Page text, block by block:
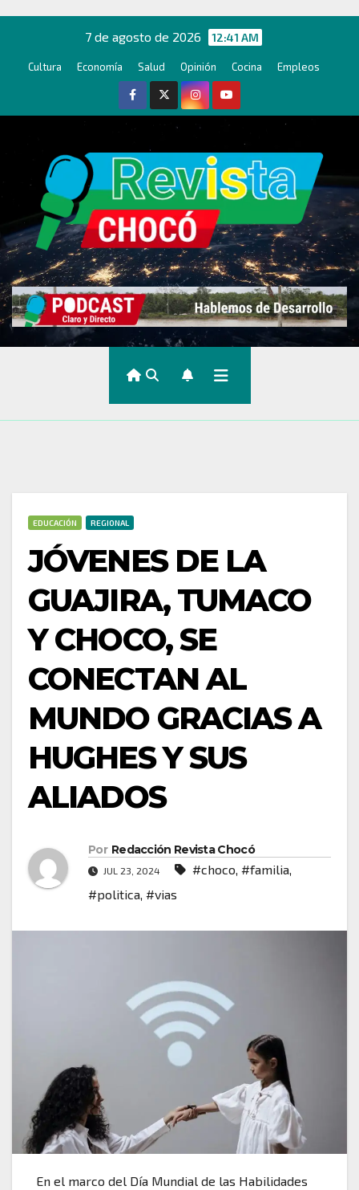
contenido
7 de agosto de 2026 12:41 AM
Cultura Economía Salud Opinión Cocina Empleos
EDUCACIÓN REGIONAL
JÓVENES DE LA
GUAJIRA, TUMACO
Y CHOCO, SE
CONECTAN AL
MUNDO GRACIAS A
HUGHES Y SUS
ALIADOS
Por Redacción Revista Chocó
JUL 23, 2024 #choco, #familia,
#politica, #vias
En el marco del Día Mundial de las Habilidades